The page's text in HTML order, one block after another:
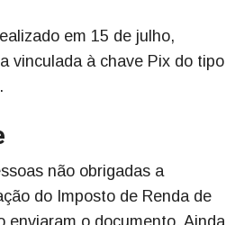
em 15 de julho,
vinculada à chave Pix do tipo
não obrigadas a
do Imposto de Renda de